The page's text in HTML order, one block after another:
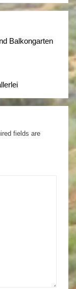
Balkongarten
fields are